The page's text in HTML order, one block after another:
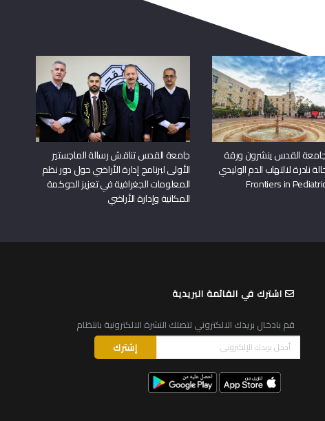
القدس ينشرون ورقة
نادرة لالتهاب الدم الوليدي
جامعة القدس تناقش رسالة الماجستير
الأولى لبرنامج إدارة الأراضي حول دور نظم
المعلومات الجغرافية في تعزيز الحوكمة
المكانية وإدارة الأراضي
اشترك في القائمة البريدية
قم بادخال بريدك الالكتروني لتصلك النشرة الالكترونية بانتظام